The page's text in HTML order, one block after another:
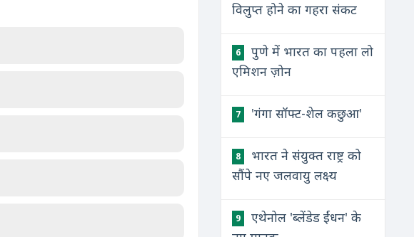
विलुप्त होने का गहरा संकट
6
पुणे में भारत का पहला लो
एमिशन ज़ोन
7 'गंगा सॉफ्ट-शेल कछुआ'
8
भारत ने संयुक्त राष्ट्र को
सौंपे नए जलवायु लक्ष्य
9
एथेनोल 'ब्लेंडेड ईंधन' के